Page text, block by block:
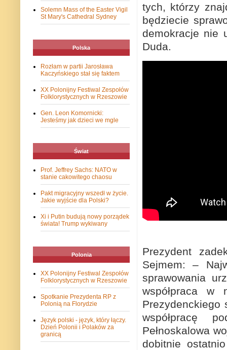
tych, którzy
będziecie
demokracje nie
Duda.
Prezydent
Sejmem: –
sprawowania
współpraca w
Prezydenckiego
współpracę
Pełnoskalowa
dobitnie
Solemn Mass of the Easter Vigil
St Mary's Cathedral Sydney
Polska
Rozłam w partii Jarosława
Kaczyńskiego stał się faktem
XX Polonijny Festiwal Zespołów
Folklorystycznych w Rzeszowie
Gen. Leon Komornicki:
Jesteśmy jak dzieci we mgle
Świat
Prof. Jeffrey Sachs: NATO w
stanie cakowitego chaosu
Pakt migracyjny wszedł w życie.
Jakie wyjście dla Polski?
Xi i Putin budują nowy porządek
świata! Trump wykiwany
Polonia
XX Polonijny Festiwal Zespołów
Folklorystycznych w Rzeszowie
Spotkanie Prezydenta RP z
Polonią na Florydzie
Język polski - język, który łączy.
Dzień Polonii i Polaków za
granicą